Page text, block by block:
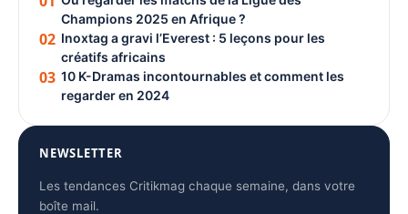
Champions 2025 en Afrique ?
02 Inoxtag a gravi l’Everest : 5 leçons pour les
créatifs africains
03 10 K-Dramas incontournables et comment les
regarder en 2024
NEWSLETTER
Les tendances Critikmag chaque semaine, dans votre
boîte mail.